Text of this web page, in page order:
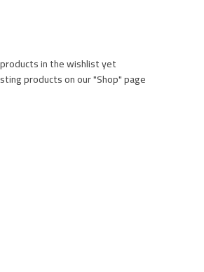
in the wishlist yet.
products on our "Shop" page.